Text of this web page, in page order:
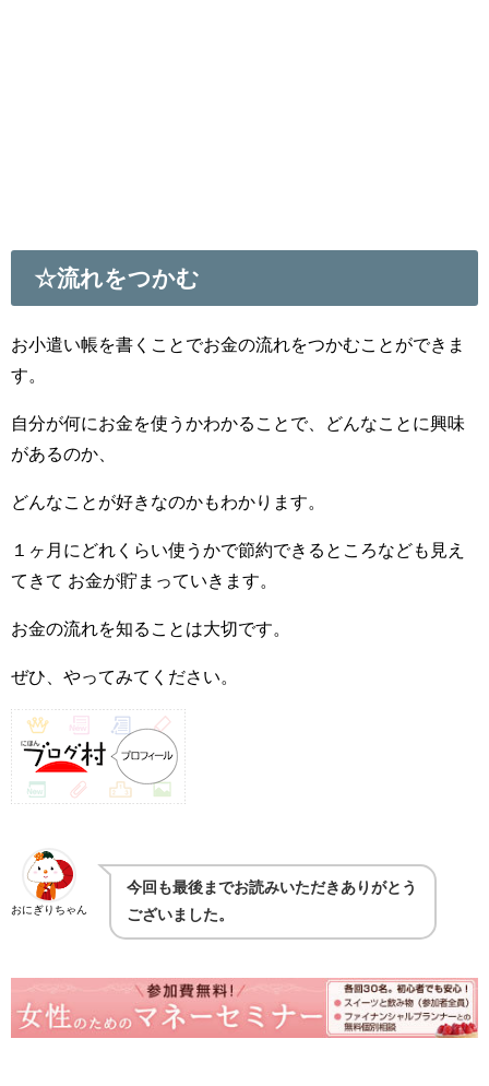
☆流れをつかむ
お小遣い帳を書くことでお金の流れをつかむことができま
す。
自分が何に お金を使うかわかることで、どんなことに興味
があるのか、
どんなことが好きなのかもわかります。
１ヶ月にどれくらい使うかで節約できるところなども見え
てきて お金が貯まっていきます。
お金の流れを知ることは大切です。
ぜひ、やってみてください。
おにぎりちゃん
今回も最後までお読みいただきありがとう
ございました。